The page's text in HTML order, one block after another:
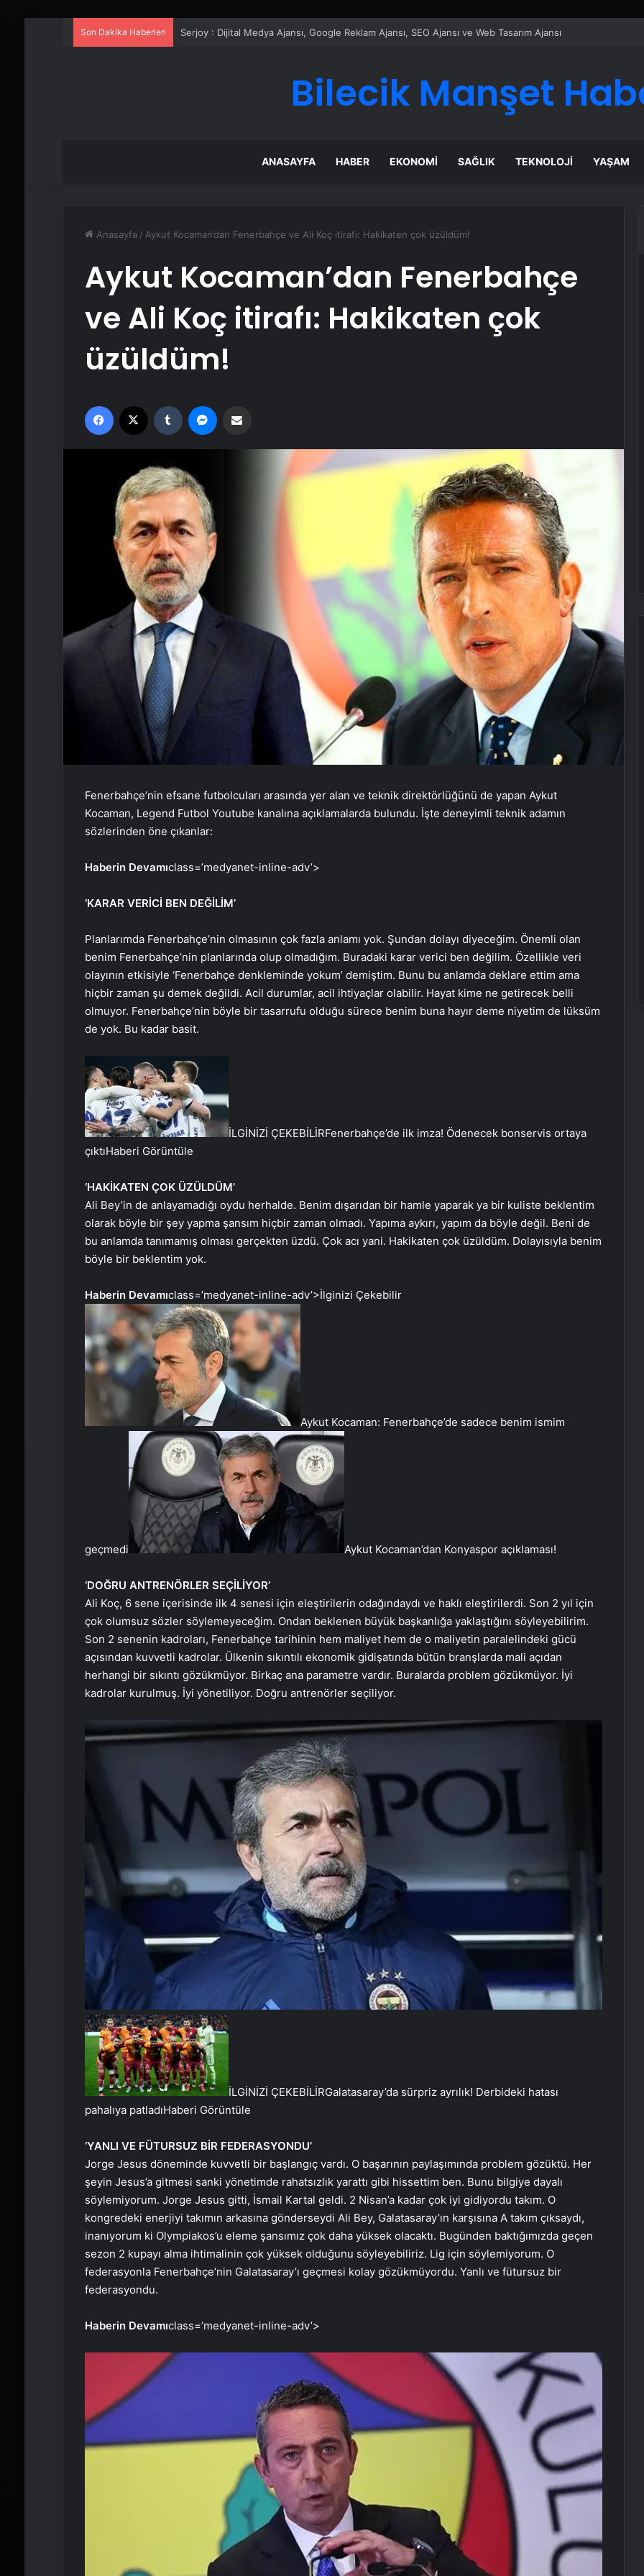
Son Dakika Haberleri UETDS Nedir ? Uetds.com İle Akıllı Dijital Taşımacılık Yazılımı
Bilecik Manşet
ANASAYFA HABER EKONOMI SAĞLIK TEKNOLOJI YAŞAM
Anasayfa / Aykut Kocaman’dan Fenerbahçe ve Ali Koç itirafı: Hakikaten çok üzüldüm!
Aykut Kocaman’dan Fenerbahçe
ve Ali Koç itirafı: Hakikaten çok
üzüldüm!
Facebook Tumblr
Fenerbahçe’nin efsane futbolcuları arasında yer alan ve teknik direktörlüğünü de yapan Aykut
Kocaman, Legend Futbol Youtube kanalına açıklamalarda bulundu. İşte deneyimli teknik adamın
sözlerinden öne çıkanlar:
Haberin Devamıclass=’medyanet-inline-adv’>
‘KARAR VERİCİ BEN DEĞİLİM’
Planlarımda Fenerbahçe’nin olmasının çok fazla anlamı yok. Şundan dolayı diyeceğim. Önemli olan
benim Fenerbahçe’nin planlarında olup olmadığım. Buradaki karar verici ben değilim. Özellikle veri
olayının etkisiyle ‘Fenerbahçe denkleminde yokum’ demiştim. Bunu bu anlamda deklare ettim ama
hiçbir zaman şu demek değildi. Acil durumlar, acil ihtiyaçlar olabilir. Hayat kime ne getirecek belli
olmuyor. Fenerbahçe’nin böyle bir tasarrufu olduğu sürece benim buna hayır deme niyetim de lüksüm
de yok. Bu kadar basit.
İLGİNİZİ ÇEKEBİLİRFenerbahçe’de ilk imza! Ödenecek bonservis ortaya
çıktıHaberi Görüntüle
‘HAKİKATEN ÇOK ÜZÜLDÜM’
Ali Bey’in de anlayamadığı oydu herhalde. Benim dışarıdan bir hamle yaparak ya bir kuliste beklentim
olarak böyle bir şey yapma şansım hiçbir zaman olmadı. Yapıma aykırı, yapım da böyle değil. Beni de
bu anlamda tanımamış olması gerçekten üzdü. Çok acı yani. Hakikaten çok üzüldüm. Dolayısıyla benim
böyle bir beklentim yok.
Haberin Devamıclass=’medyanet-inline-adv’>İlginizi Çekebilir
Aykut Kocaman: Fenerbahçe’de sadece benim ismim
geçmedi Aykut Kocaman’dan Konyaspor açıklaması!
‘DOĞRU ANTRENÖRLER SEÇİLİYOR’
Ali Koç, 6 sene içerisinde ilk 4 senesi için eleştirilerin odağındaydı ve haklı eleştirilerdi. Son 2 yıl için
çok olumsuz sözler söylemeyeceğim. Ondan beklenen büyük başkanlığa yaklaştığını söyleyebilirim.
Son 2 senenin kadroları, Fenerbahçe tarihinin hem maliyet hem de o maliyetin paralelindeki gücü
açısından kuvvetli kadrolar. Ülkenin sıkıntılı ekonomik gidişatında bütün branşlarda mali açıdan
herhangi bir sıkıntı gözükmüyor. Birkaç ana parametre vardır. Buralarda problem gözükmüyor. İyi
kadrolar kurulmuş. İyi yönetiliyor. Doğru antrenörler seçiliyor.
İLGİNİZİ ÇEKEBİLİRGalatasaray’da sürpriz ayrılık! Derbideki hatası
pahalıya patladıHaberi Görüntüle
‘YANLI VE FÜTURSUZ BİR FEDERASYONDU’
Jorge Jesus döneminde kuvvetli bir başlangıç vardı. O başarının paylaşımında problem gözüktü. Her
şeyin Jesus’a gitmesi sanki yönetimde rahatsızlık yarattı gibi hissettim ben. Bunu bilgiye dayalı
söylemiyorum. Jorge Jesus gitti, İsmail Kartal geldi. 2 Nisan’a kadar çok iyi gidiyordu takım. O
kongredeki enerjiyi takımın arkasına gönderseydi Ali Bey, Galatasaray’ın karşısına A takım çıksaydı,
inanıyorum ki Olympiakos’u eleme şansımız çok daha yüksek olacaktı. Bugünden baktığımızda geçen
sezon 2 kupayı alma ihtimalinin çok yüksek olduğunu söyleyebiliriz. Lig için söylemiyorum. O
federasyonla Fenerbahçe’nin Galatasaray’ı geçmesi kolay gözükmüyordu. Yanlı ve fütursuz bir
federasyondu.
Haberin Devamıclass=’medyanet-inline-adv’>